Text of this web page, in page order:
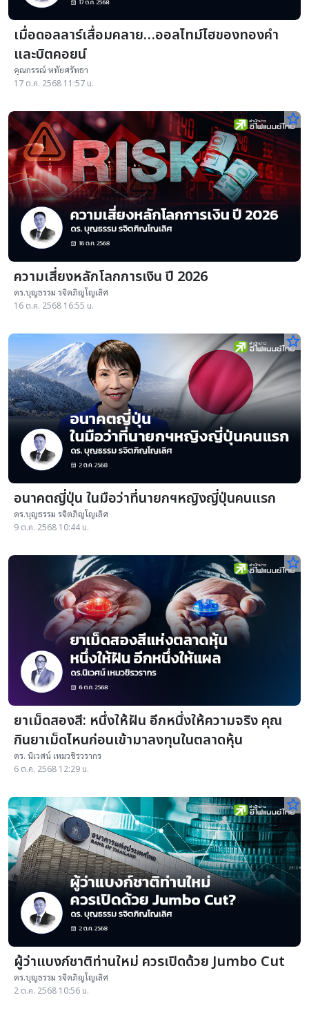
เมื่อดอลลาร์เสื่อมคลาย…ออลไทม์ไฮของทองคำ
และบิตคอยน์
คุณกรรณ์ หทัยศรัทธา
17 ต.ค. 2568 11:57 น.
star_border
ความเสี่ยงหลักโลกการเงิน ปี 2026
ดร.บุญธรรม รจิตภิญโญเลิศ
16 ต.ค. 2568 16:55 น.
star_border
อนาคตญี่ปุ่น ในมือว่าที่นายกฯหญิงญี่ปุ่นคนแรก
ดร.บุญธรรม รจิตภิญโญเลิศ
9 ต.ค. 2568 10:44 น.
star_border
ยาเม็ดสองสี: หนึ่งให้ฝัน อีกหนึ่งให้ความจริง คุณ
กินยาเม็ดไหนก่อนเข้ามาลงทุนในตลาดหุ้น
ดร. นิเวศน์ เหมวชิรวรากร
6 ต.ค. 2568 12:29 น.
star_border
ผู้ว่าแบงก์ชาติท่านใหม่ ควรเปิดด้วย Jumbo Cut
ดร.บุญธรรม รจิตภิญโญเลิศ
2 ต.ค. 2568 10:56 น.